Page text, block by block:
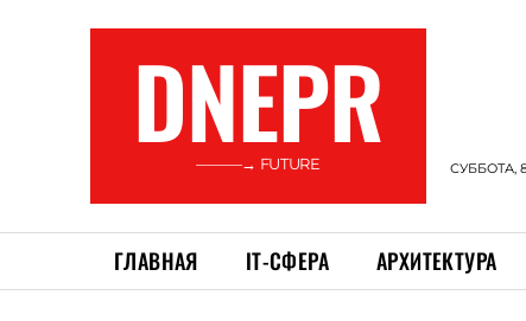
DNEPR
———→ FUTURE СУББОТА,
ГЛАВНАЯ ІТ-СФЕРА АРХИТЕКТУРА